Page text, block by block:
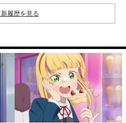
履歴を見る